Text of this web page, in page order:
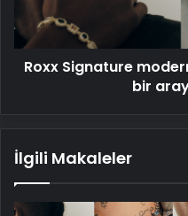
araya
getiriyor
Roxx Signature
bir
İlgili Makaleler